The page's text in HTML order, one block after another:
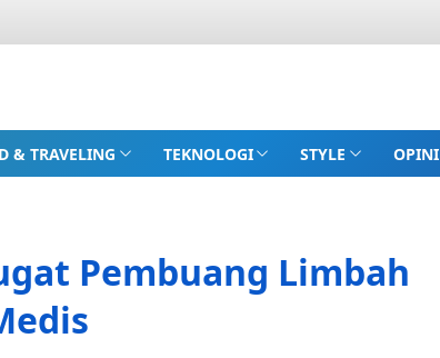
& TRAVELING TEKNOLOGI STYLE OPINI
Pembuang Limbah